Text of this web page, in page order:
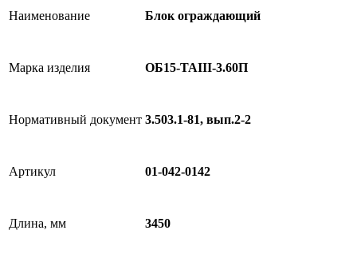
Наименование Блок ограждающий
Марка изделия ОБ15-TAIII-3.60П
Нормативный документ 3.503.1-81, вып.2-2
Артикул 01-042-0142
Длина, мм 3450